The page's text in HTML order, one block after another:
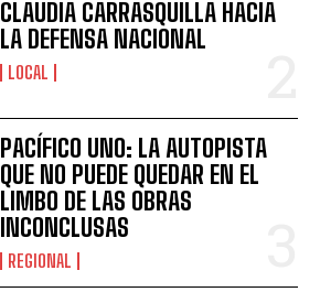
CLAUDIA CARRASQUILLA HACIA
LA DEFENSA NACIONAL
LOCAL
PACÍFICO UNO: LA AUTOPISTA
QUE NO PUEDE QUEDAR EN EL
LIMBO DE LAS OBRAS
INCONCLUSAS
REGIONAL